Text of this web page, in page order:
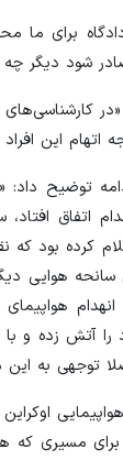
برای
شود دیگر چه
اتهام این
توضیح داد:
اتفاق
کرده بود
هوایی
انهدام
آتش زده و با
توجهی به
پدر نسیم رحمانی‌فر،
مسیری